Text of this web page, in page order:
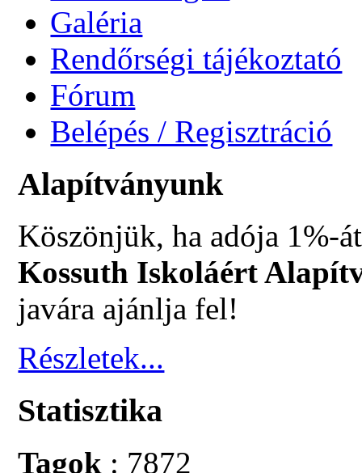
Galéria
Rendőrségi tájékoztató
Fórum
Belépés / Regisztráció
Alapítványunk
Köszönjük, ha adója 1%-
Kossuth Iskoláért
javára ajánlja fel!
Részletek...
Statisztika
Tagok : 7872